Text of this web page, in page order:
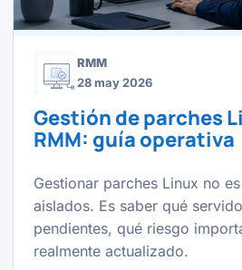
RMM
28 may 2026
Gestión de parches
RMM: guía operativa
Gestionar parches Linux no
aislados. Es saber qué
pendientes, qué riesgo
realmente actualizado.